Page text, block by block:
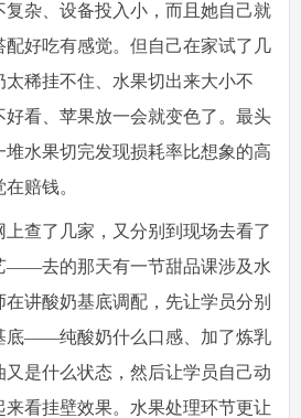
杂、设备投入小，而且她自己就
配好吃有感觉。但自己在家试了几
稀挂不住、水果切出来大小不
看、苹果放一会就变色了。最头
水果切完发现损耗率比想象的高
赔钱。
查了几家，又分别到现场去看了
——去的那天有一节甜品课涉及水
讲酸奶基底调配，先让学员分别
底——纯酸奶什么口感、加了炼乳
是什么状态，然后让学员自己动
看挂壁效果。水果处理环节更让